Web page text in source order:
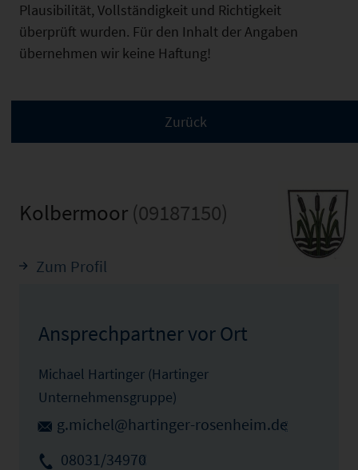
Plausibilität, Vollständigkeit und Richtigkeit
überprüft wurden. Für den Inhalt der Angaben
übernehmen wir keine Haftung!
Kolbermoor (09187150)
Zum Profil
Ansprechpartner vor Ort
Michael Hartinger (Hartinger
Unternehmensgruppe)
g.michel@hartinger-rosenheim.de
08031/34970